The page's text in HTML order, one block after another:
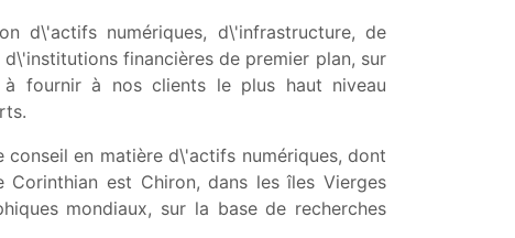
d\'actifs numériques, d\'infrastructure, de
financières de premier plan, sur
à fournir à nos clients le plus haut niveau
en matière d\'actifs numériques, dont
est Chiron, dans les îles Vierges
mondiaux, sur la base de recherches